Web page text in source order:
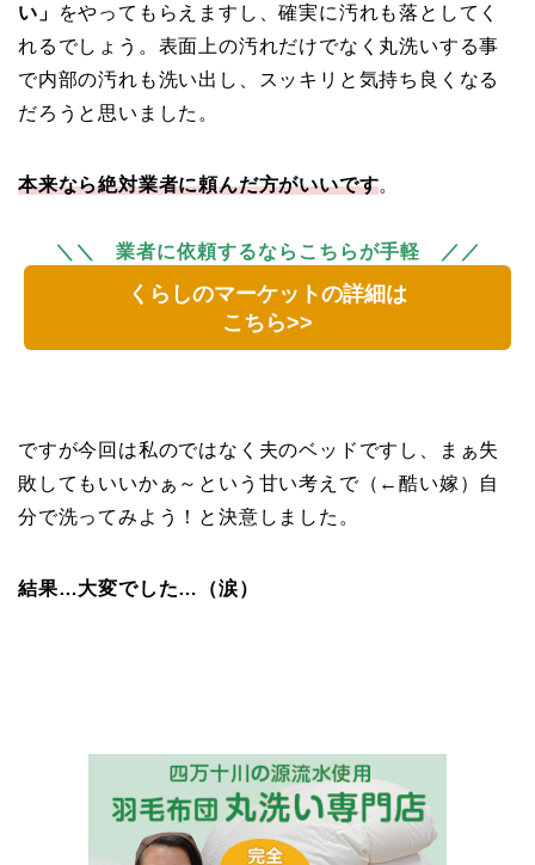
い」
をやってもらえますし、確実に汚れも落としてく
れるでしょう。表面上の汚れだけでなく丸洗いする事
で内部の汚れも洗い出し、スッキリと気持ち良くなる
だろうと思いました。
本来なら絶対業者に頼んだ方がいいです。
＼＼ 業者に依頼するならこちらが手軽 ／／
くらしのマーケットの詳細は
こちら>>
ですが今回は私のではなく夫のベッドですし、まぁ失
敗してもいいかぁ～という甘い考えで（←酷い嫁）自
分で洗ってみよう！と決意しました。
結果…大変でした…（涙）